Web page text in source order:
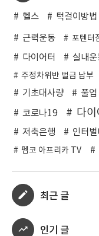
헬스 턱걸이방법
근력운동 포텐터
다이어터
실내운
주정차위반 벌금 납부
기초대사량
풀업
코로나19
다
저축은행
인터
펨코 아프리카 TV
최근 글
인기 글